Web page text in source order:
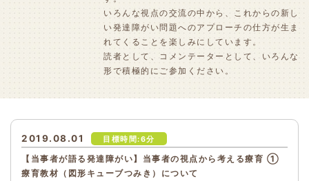
いろんな視点の交流の中から、これからの新し
い発達障がい問題へのアプローチの仕方が生ま
れてくることを楽しみにしています。
読者として、コメンテーターとして、いろんな
形で積極的にご参加ください。
2019.08.01 目標時間:6分
【当事者が語る発達障がい】当事者の視点から考える療育 ①
療育教材（図形キューブつみき）について